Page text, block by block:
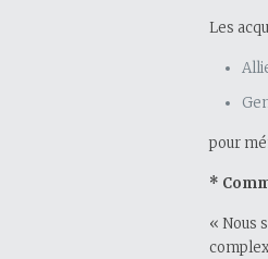
Les
pour
*
« Nous